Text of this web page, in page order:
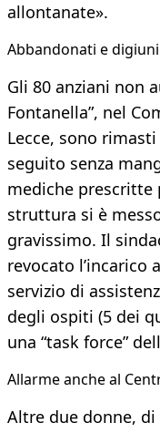
allontanate».
Abbandonati e digiuni
Gli 80 anziani non
Fontanella”, nel
Lecce, sono
seguito senza
mediche prescritte
struttura si è
gravissimo. Il
revocato l’incarico
servizio di
degli ospiti (5 dei
una “task force”
Allarme anche al
Altre due donne,